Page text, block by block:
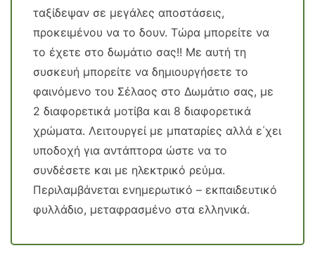
ταξίδεψαν σε μεγάλες αποστάσεις,
προκειμένου να το δουν. Τώρα μπορείτε να
το έχετε στο δωμάτιο σας!! Με αυτή τη
συσκευή μπορείτε να δημιουργήσετε το
φαινόμενο του Σέλαος στο Δωμάτιο σας, με
2 διαφορετικά μοτίβα και 8 διαφορετικά
χρώματα. Λειτουργεί με μπαταρίες αλλά ε΄χει
υποδοχή για αντάπτορα ώστε να το
συνδέσετε και με ηλεκτρικό ρεύμα.
Περιλαμβάνεται ενημερωτικό – εκπαιδευτικό
φυλλάδιο, μεταφρασμένο στα ελληνικά.